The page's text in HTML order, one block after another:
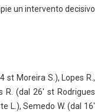
un intervento decisivo
st Moreira S.), Lopes R.,
R. (dal 26′ st Rodrigues
L.), Semedo W. (dal 16′